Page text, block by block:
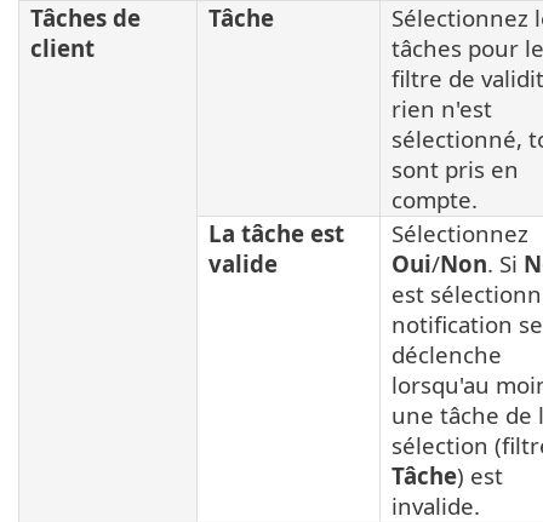
Tâches de
client
Tâche
Sélectionnez
tâches pour le
filtre de
rien n'est
sélectionné,
sont pris en
compte.
La tâche est
valide
Sélectionnez
Oui/Non. Si
est
notification se
déclenche
lorsqu'au
une tâche de
sélection
Tâche) est
invalide.